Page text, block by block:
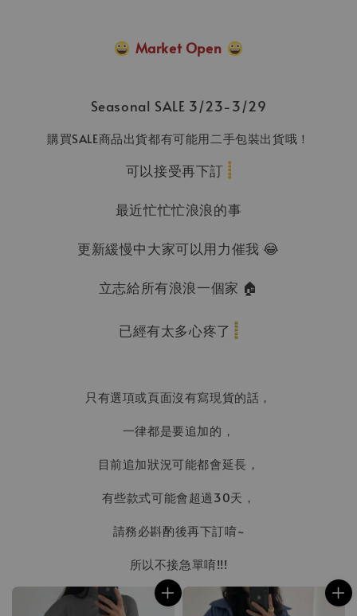
Market Open
Seasonal SALE 3/23-3/29
購買SALE商品出貨都有可能用二手包裝出貨哦！
可以接受再下訂
最近忙忙忙浪浪的事
更新緩慢中大家可以用力催我 😂
立志給所有浪浪一個家 🏠
已經有太多心疼了
只有選項或頁面沒有寫現貨的話，
一律都是要追加的，
目前追加狀況可能都會延長，
有些款式可能會超過30天，
請務必斟酌後再下訂唷~
所以不接急單唷!!!